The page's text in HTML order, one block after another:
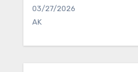
03/27/2026
AK